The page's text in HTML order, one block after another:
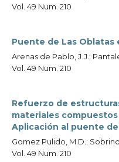
Vol. 49 Num. 210
Puente de Las Oblatas
Arenas de Pablo, J.J.;
Vol. 49 Num. 210
Refuerzo de
materiales
Aplicación al puente
Gomez Pulido, M.D.;
Vol. 49 Num. 210